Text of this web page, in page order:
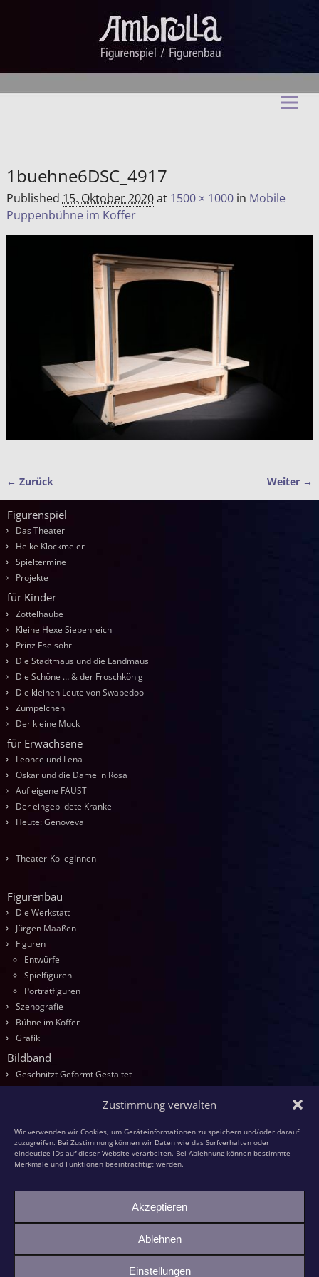
Zustimmung verwalten
Wir verwenden wir Cookies, um Geräteinformationen zu speichern und/oder darauf
zuzugreifen. Bei Zustimmung können wir Daten wie das Surfverhalten oder
eindeutige IDs auf dieser Website verarbeiten. Bei Ablehnung können bestimmte
Merkmale und Funktionen beeinträchtigt werden.
Akzeptieren
Ablehnen
Einstellungen
1buehne6DSC_4917
Published 15. Oktober 2020at 1500 × 1000in Mobile
Puppenbühne im Koffer
Bilder-Navigation
← Zurück Weiter →
Figurenspiel
Das Theater
Heike Klockmeier
Spieltermine
Projekte
für Kinder
Zottelhaube
Kleine Hexe Siebenreich
Prinz Eselsohr
Die Stadtmaus und die Landmaus
Die Schöne … & der Froschkönig
Die kleinen Leute von Swabedoo
Zumpelchen
Der kleine Muck
für Erwachsene
Leonce und Lena
Oskar und die Dame in Rosa
Auf eigene FAUST
Der eingebildete Kranke
Heute: Genoveva
Theater-KollegInnen
Figurenbau
Die Werkstatt
Jürgen Maaßen
Figuren
Entwürfe
Spielfiguren
Porträtfiguren
Szenografie
Bühne im Koffer
Grafik
Bildband
Geschnitzt Geformt Gestaltet
Schnitzen
Modellieren
Textilfiguren
Kasper und die grüne Großmutter